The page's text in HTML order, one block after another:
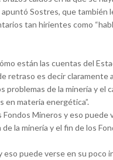
Sostres, que también
tan hirientes como
están las cuentas del
retraso es decir claramente
problemas de la minería y el
en materia energética”.
Fondos Mineros y eso puede
la minería y el fin de los
eso puede verse en su poco